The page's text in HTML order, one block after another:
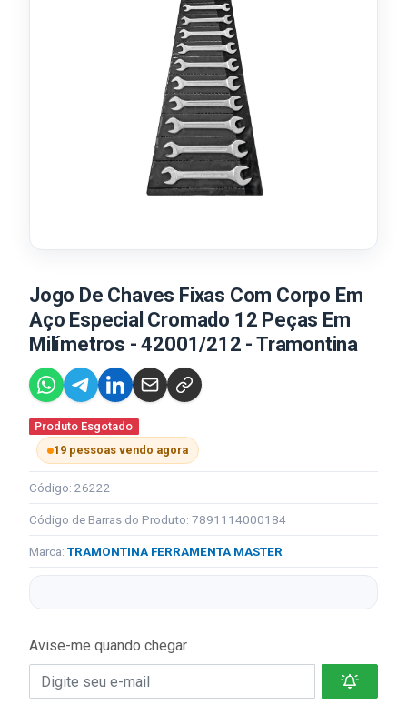
Jogo De Chaves Fixas Com Corpo Em
Aço Especial Cromado 12 Peças Em
Milímetros - 42001/212 - Tramontina
Produto Esgotado
19 pessoas vendo agora
Código: 26222
Código de Barras do Produto: 7891114000184
Marca: TRAMONTINA FERRAMENTA MASTER
Avise-me quando chegar